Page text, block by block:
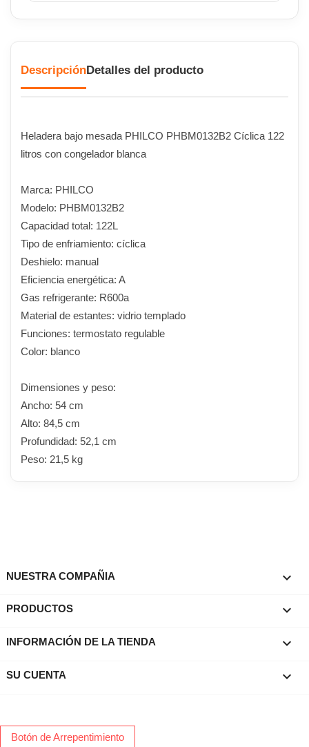
DescripciónDetalles del producto
Heladera bajo mesada PHILCO PHBM0132B2 Cíclica 122
litros con congelador blanca
Marca: PHILCO
Modelo: PHBM0132B2
Capacidad total: 122L
Tipo de enfriamiento: cíclica
Deshielo: manual
Eficiencia energética: A
Gas refrigerante: R600a
Material de estantes: vidrio templado
Funciones: termostato regulable
Color: blanco
Dimensiones y peso:
Ancho: 54 cm
Alto: 84,5 cm
Profundidad: 52,1 cm
Peso: 21,5 kg
NUESTRA COMPAÑIA 
PRODUCTOS 
INFORMACIÓN DE LA TIENDA keyboard_arrow_down
SU CUENTA 
Botón de Arrepentimiento